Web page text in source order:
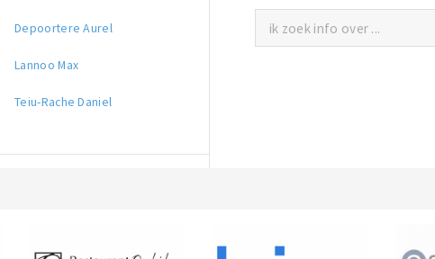
Depoortere Aurel
Lannoo Max
Teiu-Rache Daniel